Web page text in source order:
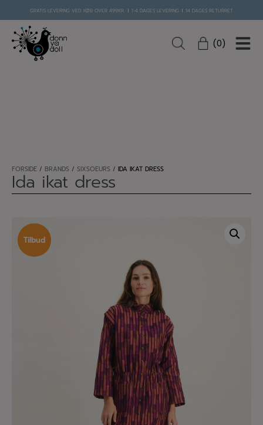
indholdet
GRATIS LEVERING VED KØB OVER 499KR. 1-4 DAGES LEVERING 14 DAGES RETURRET
0
FORSIDE / BRANDS / SIXSOEURS / IDA IKAT DRESS
Ida ikat dress
Tilbud
Tilbud